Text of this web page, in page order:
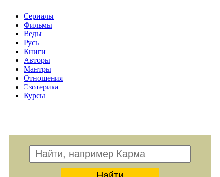
Сериалы
Фильмы
Веды
Русь
Книги
Авторы
Мантры
Отношения
Эзотерика
Курсы